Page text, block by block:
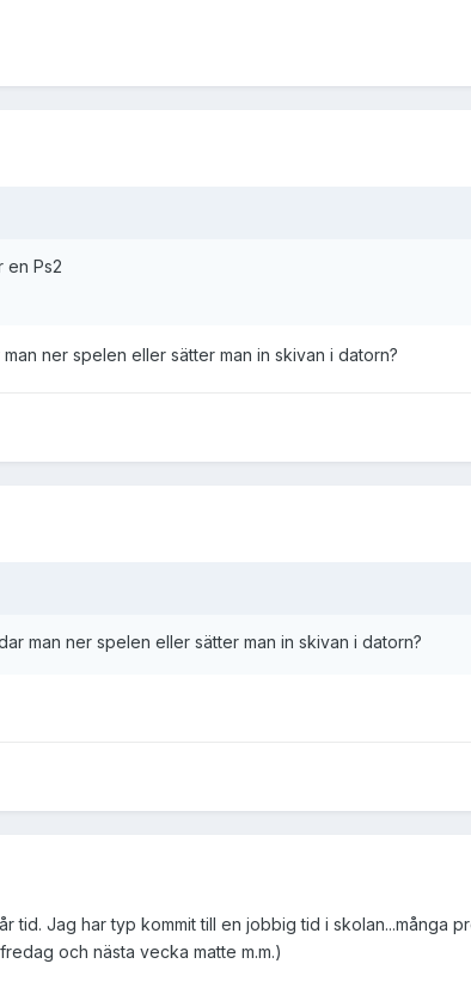
en Ps2
ner spelen eller sätter man in skivan i datorn?
man ner spelen eller sätter man in skivan i datorn?
tid. Jag har typ kommit till en jobbig tid i skolan...många
och nästa vecka matte m.m.)